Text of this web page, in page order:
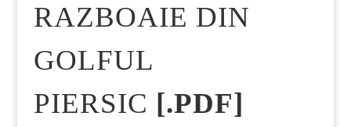
RAZBOAIE DIN
GOLFUL
PIERSIC [.PDF]